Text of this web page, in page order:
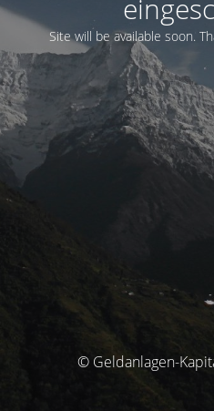
Site will be available soon.
© Geldanlagen-